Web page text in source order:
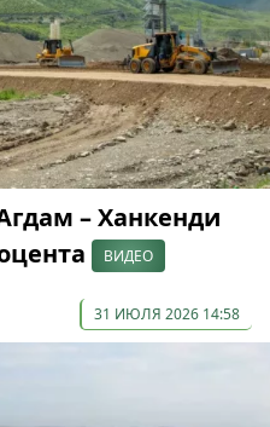
– Ханкенди
ВИДЕО
31 ИЮЛЯ 2026 14:58